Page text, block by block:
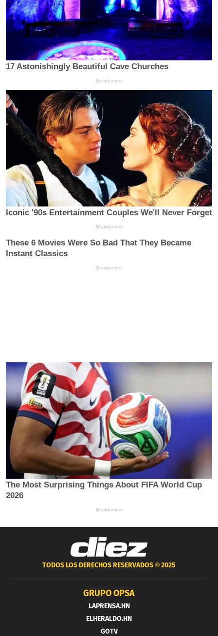
TODOS LOS DERECHOS RESERVADOS ®2025
GRUPO OPSA
LAPRENSA.HN
ELHERALDO.HN
GOTV